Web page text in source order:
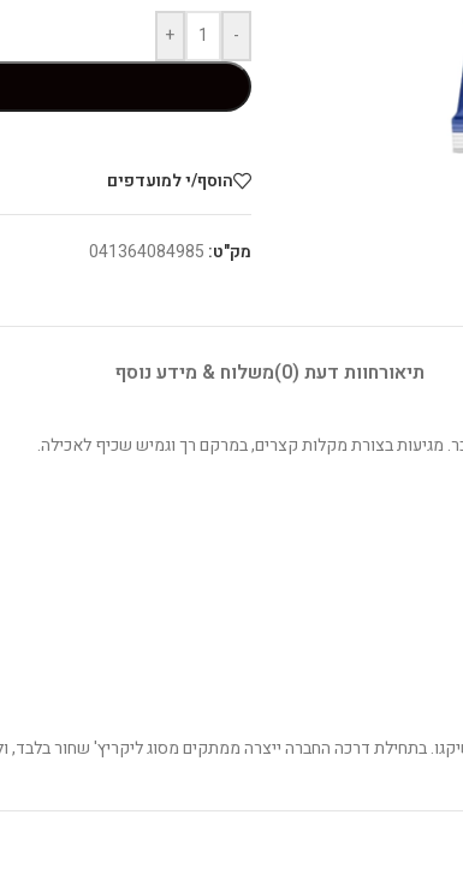
-
+
הוסף/י למועדפים
מק"ט: 041364084985
תיאורחוות דעת (0) משלוח & מידע נוסף